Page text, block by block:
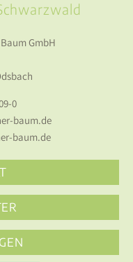
GmbH
0
baum.de
baum.de